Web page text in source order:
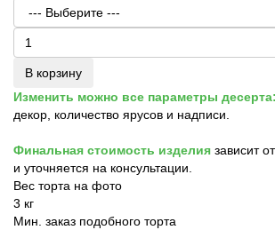
В корзину
Изменить можно все параметры десерта:
декор, количество ярусов и надписи.
Финальная стоимость изделия зависит
и уточняется на консультации.
Вес торта на фото
3 кг
Мин. заказ подобного торта